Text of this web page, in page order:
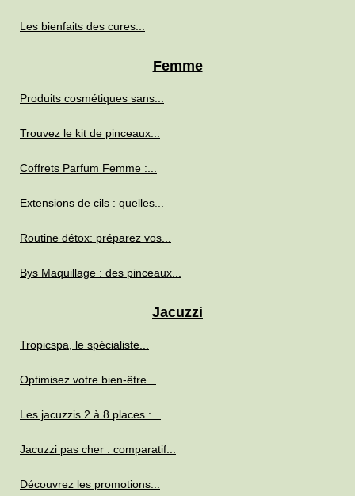
Les bienfaits des cures...
Femme
Produits cosmétiques sans...
Trouvez le kit de pinceaux...
Coffrets Parfum Femme :...
Extensions de cils : quelles...
Routine détox: préparez vos...
Bys Maquillage : des pinceaux...
Jacuzzi
Tropicspa, le spécialiste...
Optimisez votre bien-être...
Les jacuzzis 2 à 8 places :...
Jacuzzi pas cher : comparatif...
Découvrez les promotions...